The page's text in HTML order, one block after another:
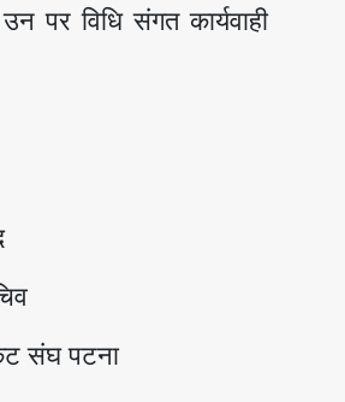
पर विधि संगत कार्यवाही
संघ पटना